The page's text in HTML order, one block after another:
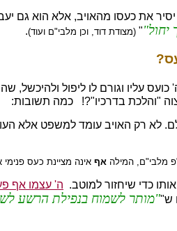
יסיר את כעסו מהאויב, אלא הוא
יחול " (מצודת דוד, וכן מלבי"ם ועוד).
עליו וגורם לו ליפול ולהיכשל,
"והלכת בדרכיו"?! כמה תשובות:
לא רק האויב עומד למשפט אלא
מלבי"ם, המילה אף אינה מציינת כעס פנימי
ה' עצמו אף
ש" מותר לשמוח בנפילת הרשע